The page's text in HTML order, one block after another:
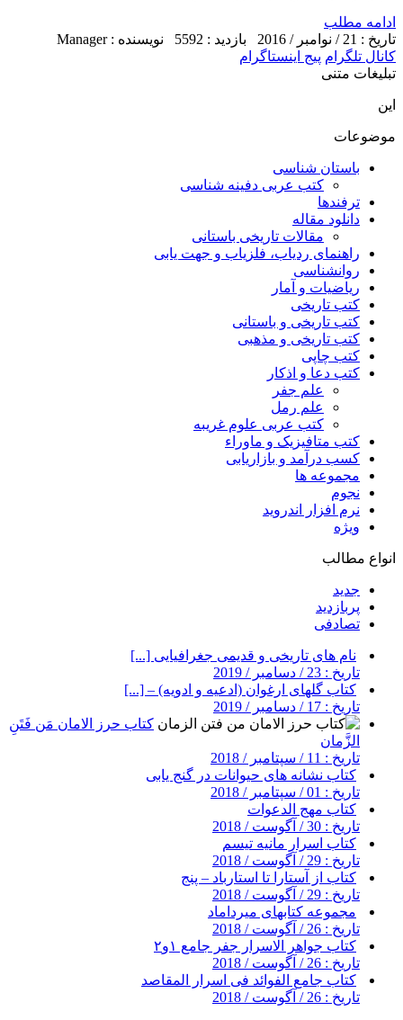
ادامه مطلب
تاریخ : 21 / نوامبر / 2016
بازدید : 5592
نویسنده : Manager
کانال تلگرام پیج اینستاگرام
تبلیغات متنی
این
موضوعات
باستان شناسی
کتب عربی دفینه شناسی
ترفندها
دانلود مقاله
مقالات تاریخی باستانی
راهنمای ردیاب، فلزیاب و جهت یابی
روانشناسی
ریاضیات و آمار
کتب تاریخی
کتب تاریخی و باستانی
کتب تاریخی و مذهبی
کتب چاپی
کتب دعا و اذکار
علم جفر
علم رمل
کتب عربی علوم غریبه
کتب متافیزیک و ماوراء
کسب درآمد و بازاریابی
مجموعه ها
نجوم
نرم افزار اندروید
ویژه
انواع مطالب
جدید
پربازدید
تصادفی
نام های تاریخی و قدیمی جغرافیایی [...]
تاریخ : 23 / دسامبر / 2019
کتاب گلهای ارغوان (ادعیه و ادویه) – [...]
تاریخ : 17 / دسامبر / 2019
کتاب حرز الامان مَن فَتَنِ
الزَّمان
تاریخ : 11 / سپتامبر / 2018
کتاب نشانه های حیوانات در گنج یابی
تاریخ : 01 / سپتامبر / 2018
کتاب مهج الدعوات
تاریخ : 30 / آگوست / 2018
کتاب اسرار مانیه تیسم
تاریخ : 29 / آگوست / 2018
کتاب از آستارا تا استارباد – پنج
تاریخ : 29 / آگوست / 2018
مجموعه کتابهای میرداماد
تاریخ : 26 / آگوست / 2018
کتاب جواهر الاسرار جفر جامع ۱و۲
تاریخ : 26 / آگوست / 2018
کتاب جامع الفوائد فی اسرار المقاصد
تاریخ : 26 / آگوست / 2018